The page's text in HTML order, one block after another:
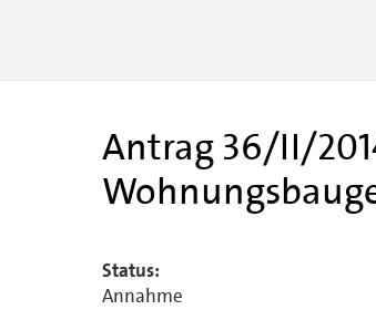
Antrag 36/II/
Status:
Annahme